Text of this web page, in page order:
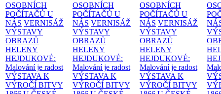
OSOBNÍCH
POČÍTAČŮ U
NÁS VERNISÁŽ
VÝSTAVY
OBRAZŮ
HELENY
HEJDUKOVÉ:
Malování je radost
VÝSTAVA K
VÝROČÍ BITVY
OSOBNÍCH
POČÍTAČŮ U
NÁS VERNISÁŽ
VÝSTAVY
OBRAZŮ
HELENY
HEJDUKOVÉ:
Malování je radost
VÝSTAVA K
VÝROČÍ BITVY
OSOBNÍCH
POČÍTAČŮ U
NÁS VERNISÁŽ
VÝSTAVY
OBRAZŮ
HELENY
HEJDUKOVÉ:
Malování je radost
VÝSTAVA K
VÝROČÍ BITVY